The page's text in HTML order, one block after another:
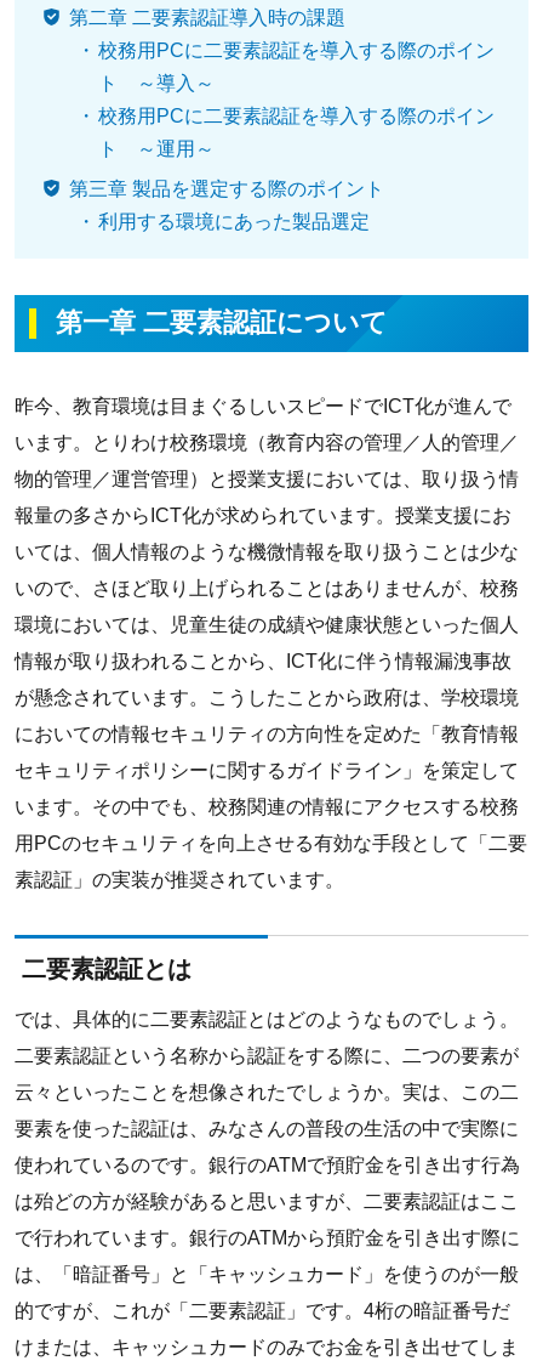
第二章 二要素認証導入時の課題
校務用PCに二要素認証を導入する際のポイン
ト ～導入～
校務用PCに二要素認証を導入する際のポイン
ト ～運用～
第三章 製品を選定する際のポイント
利用する環境にあった製品選定
第一章 二要素認証について
昨今、教育環境は目まぐるしいスピードでICT化が進んで
います。とりわけ校務環境（教育内容の管理／人的管理／
物的管理／運営管理）と授業支援においては、取り扱う情
報量の多さからICT化が求められています。授業支援にお
いては、個人情報のような機微情報を取り扱うことは少な
いので、さほど取り上げられることはありませんが、校務
環境においては、児童生徒の成績や健康状態といった個人
情報が取り扱われることから、ICT化に伴う情報漏洩事故
が懸念されています。こうしたことから政府は、学校環境
においての情報セキュリティの方向性を定めた「教育情報
セキュリティポリシーに関するガイドライン」を策定して
います。その中でも、校務関連の情報にアクセスする校務
用PCのセキュリティを向上させる有効な手段として「二要
素認証」の実装が推奨されています。
二要素認証とは
では、具体的に二要素認証とはどのようなものでしょう。
二要素認証という名称から認証をする際に、二つの要素が
云々といったことを想像されたでしょうか。実は、この二
要素を使った認証は、みなさんの普段の生活の中で実際に
使われているのです。銀行のATMで預貯金を引き出す行為
は殆どの方が経験があると思いますが、二要素認証はここ
で行われています。銀行のATMから預貯金を引き出す際に
は、「暗証番号」と「キャッシュカード」を使うのが一般
的ですが、これが「二要素認証」です。4桁の暗証番号だ
けまたは、キャッシュカードのみでお金を引き出せてしま